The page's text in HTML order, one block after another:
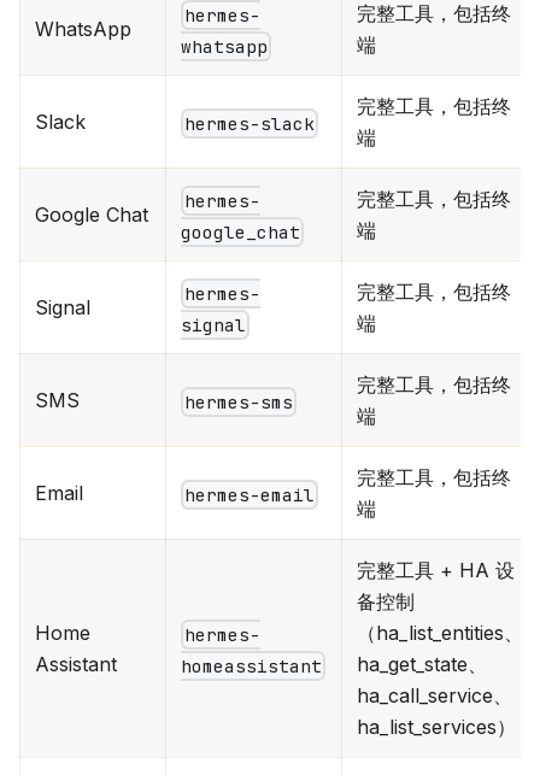
WhatsApp
hermes-
whatsapp
完整工具，包括终
端
Slack hermes-slack
完整工具，包括终
端
Google Chat
hermes-
google_chat
完整工具，包括终
端
Signal
hermes-
signal
完整工具，包括终
端
SMS hermes-sms
完整工具，包括终
端
Email hermes-email
完整工具，包括终
端
Home
Assistant
hermes-
homeassistant
完整工具 + HA 设
备控制
（ha_list_entities、
ha_get_state、
ha_call_service、
ha_list_services）